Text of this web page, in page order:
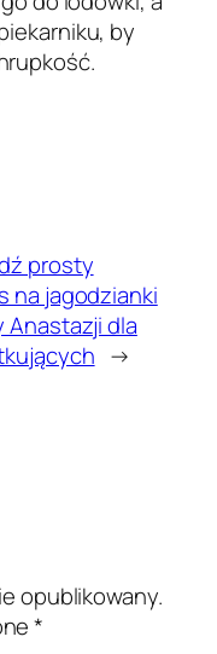
by
prosty
na jagodzianki
Anastazji dla
→
opublikowany.
*